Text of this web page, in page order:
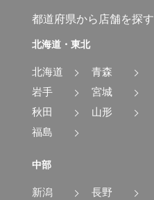
都道府県から店舗を探す
北海道・東北
北海道
青森
岩手
宮城
秋田
山形
福島
中部
新潟
長野